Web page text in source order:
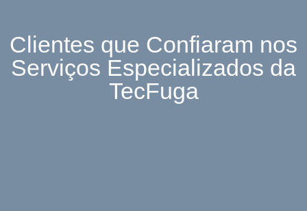
Clientes que Confiaram nos
Serviços Especializados da
TecFuga